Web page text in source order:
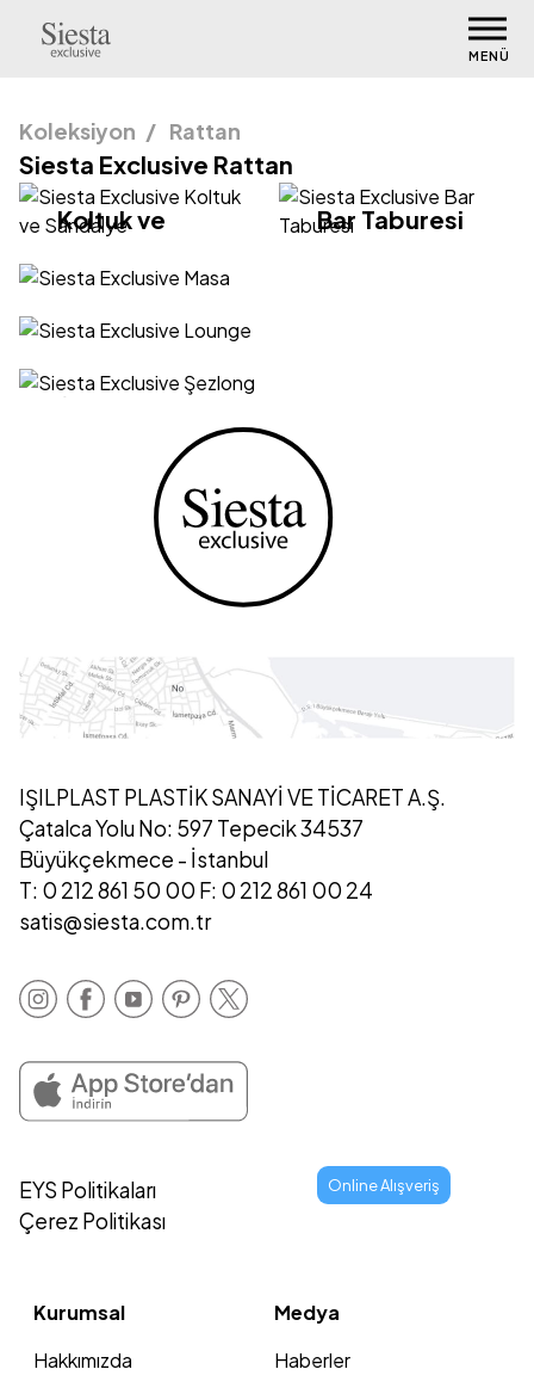
Koleksiyon Rattan
Siesta Exclusive Rattan
Koltuk ve
Bar Taburesi
Şezlong
IŞILPLAST PLASTİK SANAYİ VE TİCARET A.Ş.
Çatalca Yolu No: 597 Tepecik 34537
Büyükçekmece - İstanbul
T: 0 212 861 50 00 F: 0 212 861 00 24
satis@siesta.com.tr
EYS Politikaları
Çerez Politikası
Online Alışveriş
Kurumsal
Hakkımızda
Medya
Haberler
MENÜ